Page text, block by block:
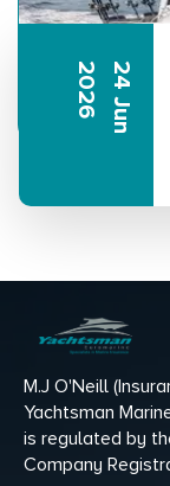
2
4
J
u
n
2
0
2
6
M.J O'Neill
Yachtsman
is regulated by
Company